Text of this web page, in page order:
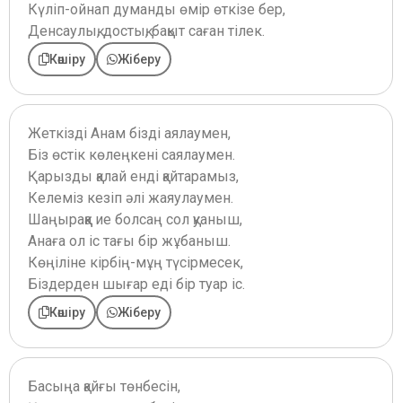
Күліп-ойнап думанды өмір өткізе бер,
Денсаулық, достық, бақыт саған тілек.
Көшіру Жіберу
Жеткізді Анам бізді аялаумен,
Біз өстік көлеңкені саялаумен.
Қарызды қалай енді қайтарамыз,
Келеміз кезіп әлі жаяулаумен.
Шаңыраққа ие болсаң сол қуаныш,
Анаға ол іс тағы бір жұбаныш.
Көңіліне кірбің-мұң түсірмесек,
Біздерден шығар еді бір туар іс.
Көшіру Жіберу
Басыңа қайғы төнбесін,